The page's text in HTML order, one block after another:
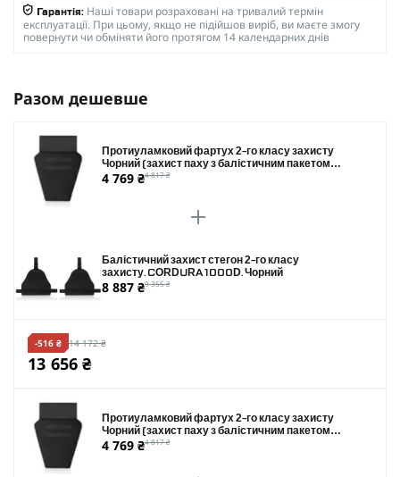
Гарантія: Наші товари розраховані на тривалий термін
експлуатації. При цьому, якщо не підійшов виріб, ви маєте змогу
повернути чи обміняти його протягом 14 календарних днів
Разом дешевше
Протиуламковий фартух 2-го класу захисту
Чорний (захист паху з балістичним пакетом)
Розмір L
4 769 ₴4 817 ₴
Балістичний захист стегон 2-го класу
захисту. CORDURA 1000D. Чорний
8 887 ₴9 355 ₴
-516 ₴ 14 172 ₴
13 656 ₴
Протиуламковий фартух 2-го класу захисту
Чорний (захист паху з балістичним пакетом)
Розмір L
4 769 ₴4 817 ₴